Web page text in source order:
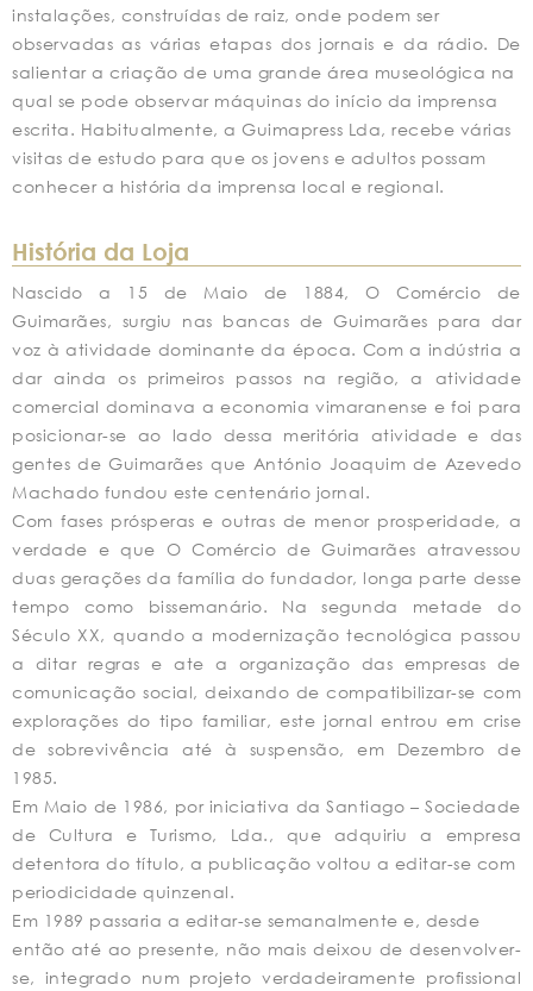
instalações, construídas de raiz, onde podem ser
observadas as várias etapas dos jornais e da rádio. De
salientar a criação de uma grande área museológica na
qual se pode observar máquinas do início da imprensa
escrita. Habitualmente, a Guimapress Lda, recebe várias
visitas de estudo para que os jovens e adultos possam
conhecer a história da imprensa local e regional.
História da Loja
Nascido a 15 de Maio de 1884, O Comércio de
Guimarães, surgiu nas bancas de Guimarães para dar
voz à atividade dominante da época. Com a indústria a
dar ainda os primeiros passos na região, a atividade
comercial dominava a economia vimaranense e foi para
posicionar-se ao lado dessa meritória atividade e das
gentes de Guimarães que António Joaquim de Azevedo
Machado fundou este centenário jornal.
Com fases prósperas e outras de menor prosperidade, a
verdade e que O Comércio de Guimarães atravessou
duas gerações da família do fundador, longa parte desse
tempo como bissemanário. Na segunda metade do
Século XX, quando a modernização tecnológica passou
a ditar regras e ate a organização das empresas de
comunicação social, deixando de compatibilizar-se com
explorações do tipo familiar, este jornal entrou em crise
de sobrevivência até à suspensão, em Dezembro de
1985.
Em Maio de 1986, por iniciativa da Santiago – Sociedade
de Cultura e Turismo, Lda., que adquiriu a empresa
detentora do título, a publicação voltou a editar-se com
periodicidade quinzenal.
Em 1989 passaria a editar-se semanalmente e, desde
então até ao presente, não mais deixou de desenvolver-
se, integrado num projeto verdadeiramente profissional